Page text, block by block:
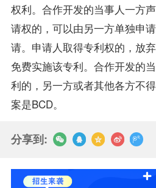
权利。合作开发的当事人一方
请权的，可以由另一方单独申
请。申请人取得专利权的，放
免费实施该专利。合作开发的
利的，另一方或者其他各方不
案是BCD。
分享到: